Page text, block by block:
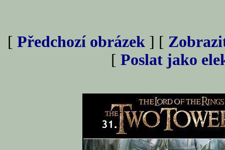
[ Předchozí obrázek ] [
[ Poslat jako